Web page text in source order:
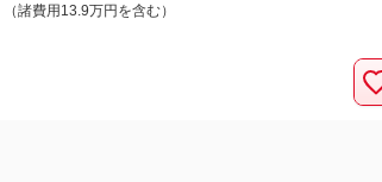
（諸費用13.9万円を含む）